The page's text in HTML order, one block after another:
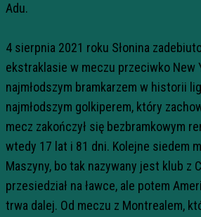
Adu.
4 sierpnia 2021 roku Słonina
ekstraklasie w meczu przeciwko New
najmłodszym bramkarzem w historii
najmłodszym golkiperem, który
mecz zakończył się bezbramkowym
wtedy 17 lat i 81 dni. Kolejne siedem
Maszyny, bo tak nazywany jest klub z
przesiedział na ławce, ale potem
trwa dalej. Od meczu z Montrealem,